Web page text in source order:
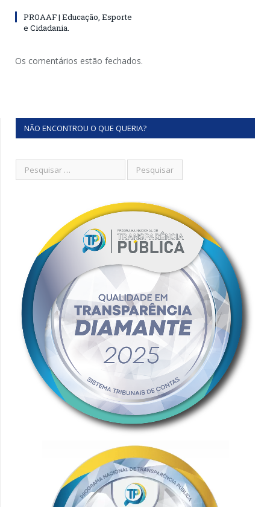
PROAAF | Educação, Esporte
e Cidadania.
Os comentários estão fechados.
NÃO ENCONTROU O QUE QUERIA?